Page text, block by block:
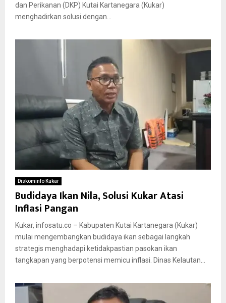
dan Perikanan (DKP) Kutai Kartanegara (Kukar)
menghadirkan solusi dengan...
Diskominfo Kukar
Budidaya Ikan Nila, Solusi Kukar Atasi
Inflasi Pangan
Kukar, infosatu.co – Kabupaten Kutai Kartanegara (Kukar)
mulai mengembangkan budidaya ikan sebagai langkah
strategis menghadapi ketidakpastian pasokan ikan
tangkapan yang berpotensi memicu inflasi. Dinas Kelautan...